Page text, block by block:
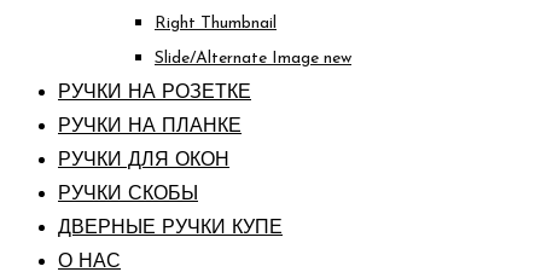
Right Thumbnail
Slide/Alternate Image new
РУЧКИ НА РОЗЕТКЕ
РУЧКИ НА ПЛАНКЕ
РУЧКИ ДЛЯ ОКОН
РУЧКИ СКОБЫ
ДВЕРНЫЕ РУЧКИ КУПЕ
О НАС